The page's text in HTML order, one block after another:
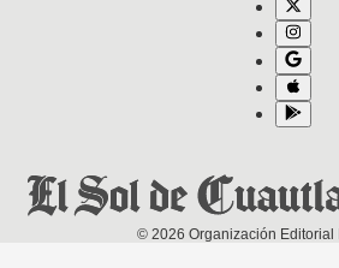
© 2026 Organización Editorial